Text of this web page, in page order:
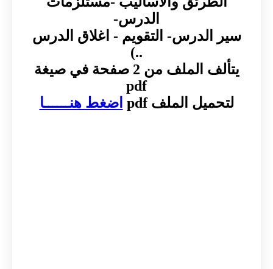
الدرس-
سير الدرس- التقويم - اغلاق الدرس
..)
يتألف الملف من 2 صفحة في صيغة
pdf
لتحميل الملف pdf
اضغط هنــــــا